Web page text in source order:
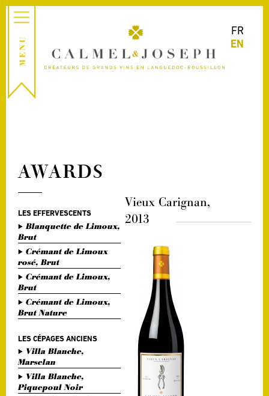
FR
EN
AWARDS
LES EFFERVESCENTS
Blanquette de Limoux,
Brut
Crémant de Limoux
rosé, Brut
Crémant de Limoux,
Brut
Crémant de Limoux,
Brut Nature
LES CÉPAGES ANCIENS
Villa Blanche,
Marselan
Villa Blanche,
Piquepoul Noir
Vieux Carignan,
2013